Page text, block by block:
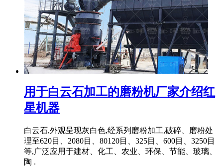
用于白云石加工的磨粉机厂家介绍红
星机器
白云石,外观呈现灰白色,经系列磨粉加工,破碎、磨粉处
理至620目、2080目、80120目、325目、600目、3250目
等,广泛应用于建材、化工、农业、环保、节能、玻璃、
陶 .